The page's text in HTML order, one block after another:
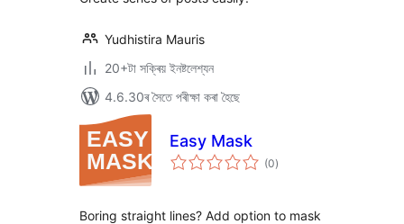
Yudhistira Mauris
20+টা সক্ৰিয় ইনষ্টলেশ্যন
4.6.30ৰ সৈতে পৰীক্ষা কৰা হৈছে
Easy Mask
(0টা
মুঠ)
Boring straight lines? Add option to mask